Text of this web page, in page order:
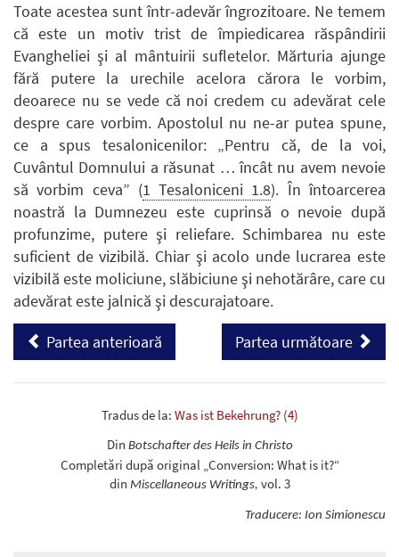
Toate acestea sunt într-adevăr îngrozitoare. Ne temem
că este un motiv trist de împiedicarea răspândirii
Evangheliei şi al mântuirii sufletelor. Mărturia ajunge
fără putere la urechile acelora cărora le vorbim,
deoarece nu se vede că noi credem cu adevărat cele
despre care vorbim. Apostolul nu ne-ar putea spune,
ce a spus tesalonicenilor: „Pentru că, de la voi,
Cuvântul Domnului a răsunat … încât nu avem nevoie
să vorbim ceva” (1 Tesaloniceni 1.8). În întoarcerea
noastră la Dumnezeu este cuprinsă o nevoie după
profunzime, putere şi reliefare. Schimbarea nu este
suficient de vizibilă. Chiar şi acolo unde lucrarea este
vizibilă este moliciune, slăbiciune şi nehotărâre, care cu
adevărat este jalnică şi descurajatoare.
Partea anterioară
Partea următoare
Tradus de la: Was ist Bekehrung? (4)
Din Botschafter des Heils in Christo
Completări după original „Conversion: What is it?“
din Miscellaneous Writings, vol. 3
Traducere: Ion Simionescu